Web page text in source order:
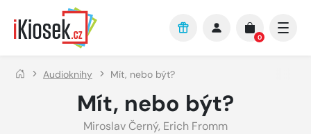
Přejít na hlavní obsah
0
Audioknihy Mít, nebo být?
Mít, nebo být?
Miroslav Černý, Erich Fromm